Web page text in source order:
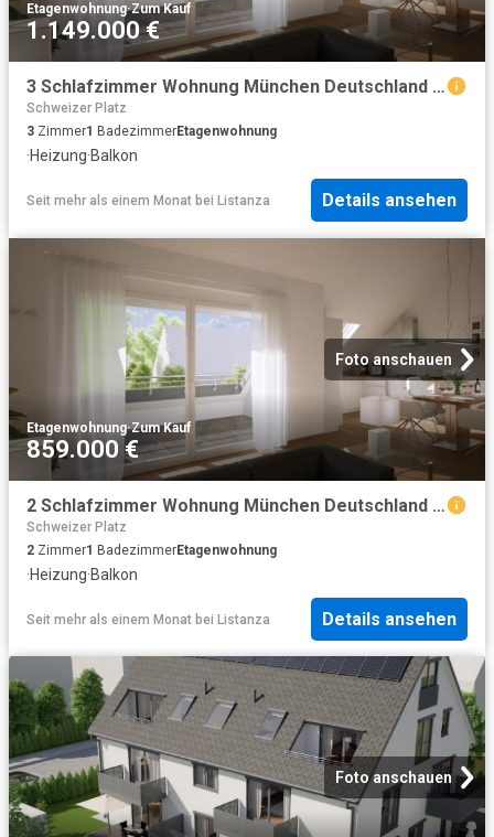
Etagenwohnung·Zum Kauf
1.149.000 €
3 Schlafzimmer Wohnung München Deutschland 102717603
Schweizer Platz
3 Zimmer1 BadezimmerEtagenwohnung
·Heizung·Balkon
Seit mehr als einem Monat bei Listanza Details ansehen
Foto anschauen
Etagenwohnung·Zum Kauf
859.000 €
2 Schlafzimmer Wohnung München Deutschland 102717602
Schweizer Platz
2 Zimmer1 BadezimmerEtagenwohnung
·Heizung·Balkon
Seit mehr als einem Monat bei Listanza Details ansehen
Foto anschauen